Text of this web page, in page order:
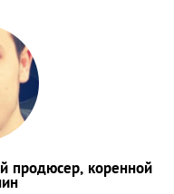
продюсер, коренной